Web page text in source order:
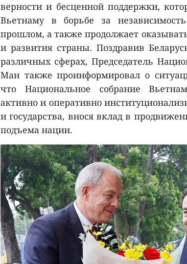
верности и бесценной поддержки,
Вьетнаму в борьбе за
прошлом, а также продолжает
и развития страны. Поздравив
различных сферах, Председатель
Ман также проинформировал о
что Национальное собрание
активно и оперативно
и государства, внося вклад в
подъема нации.